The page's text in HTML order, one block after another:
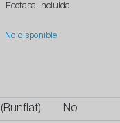
Ecotasa incluida.
No disponible
No